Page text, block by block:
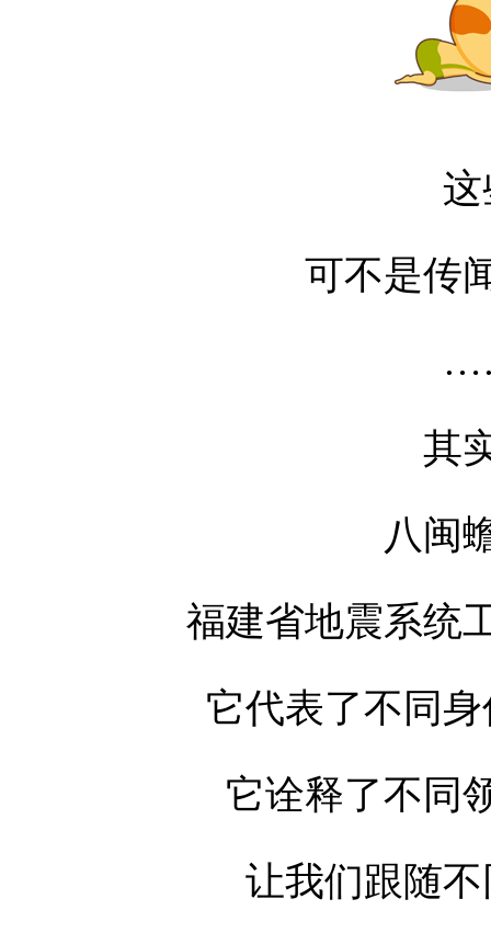
这
可不是传
其
八闽
福建省地震系统
它代表了不同
它诠释了不同
让我们跟随